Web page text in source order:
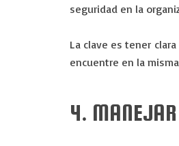
seguridad en la
La clave es tener
encuentre en la
4. MANEJAR